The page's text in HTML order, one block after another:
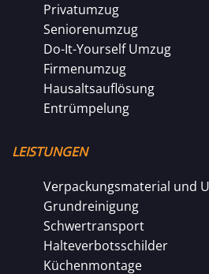
Privatumzug
Seniorenumzug
Do-It-Yourself Umzug
Firmenumzug
Hausaltsauflösung
Entrümpelung
LEISTUNGEN
Verpackungsmaterial und
Grundreinigung
Schwertransport
Halteverbotsschilder
Küchenmontage